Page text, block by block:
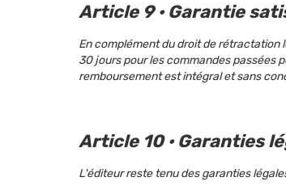
Article 9 · Garantie
En complément du droit de rétractation
30 jours pour les commandes passées
remboursement est intégral et sans
Article 10 · Garanties
L'éditeur reste tenu des garanties